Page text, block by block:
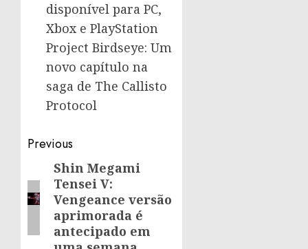
disponível para PC,
Xbox e PlayStation
Project Birdseye: Um
novo capítulo na
saga de The Callisto
Protocol
Post
navigation
Previous
Previous
post:
Shin Megami
Tensei V:
Vengeance versão
aprimorada é
antecipado em